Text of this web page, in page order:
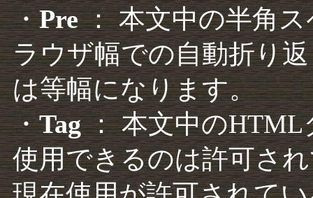
・Pre： 本文中の半角
ラウザ幅での自動折り
は等幅になります。
・Tag： 本文中のHTML
使用できるのは許可さ